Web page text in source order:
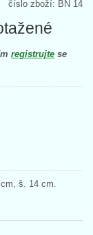
číslo zboží: BN 14
registrujte se
š. 14 cm.